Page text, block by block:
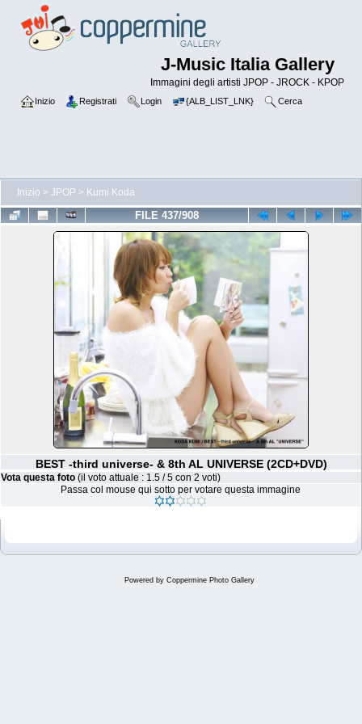
J-Music Italia Gallery
Immagini degli artisti JPOP - JROCK - KPOP
Inizio Registrati Login {ALB_LIST_LNK} Cerca
Inizio > JPOP > Kumi Koda
FILE 437/908
BEST -third universe- & 8th AL UNIVERSE (2CD+DVD)
Vota questa foto (il voto attuale : 1.5 / 5 con 2 voti)
Passa col mouse qui sotto per votare questa immagine
Powered by Coppermine Photo Gallery